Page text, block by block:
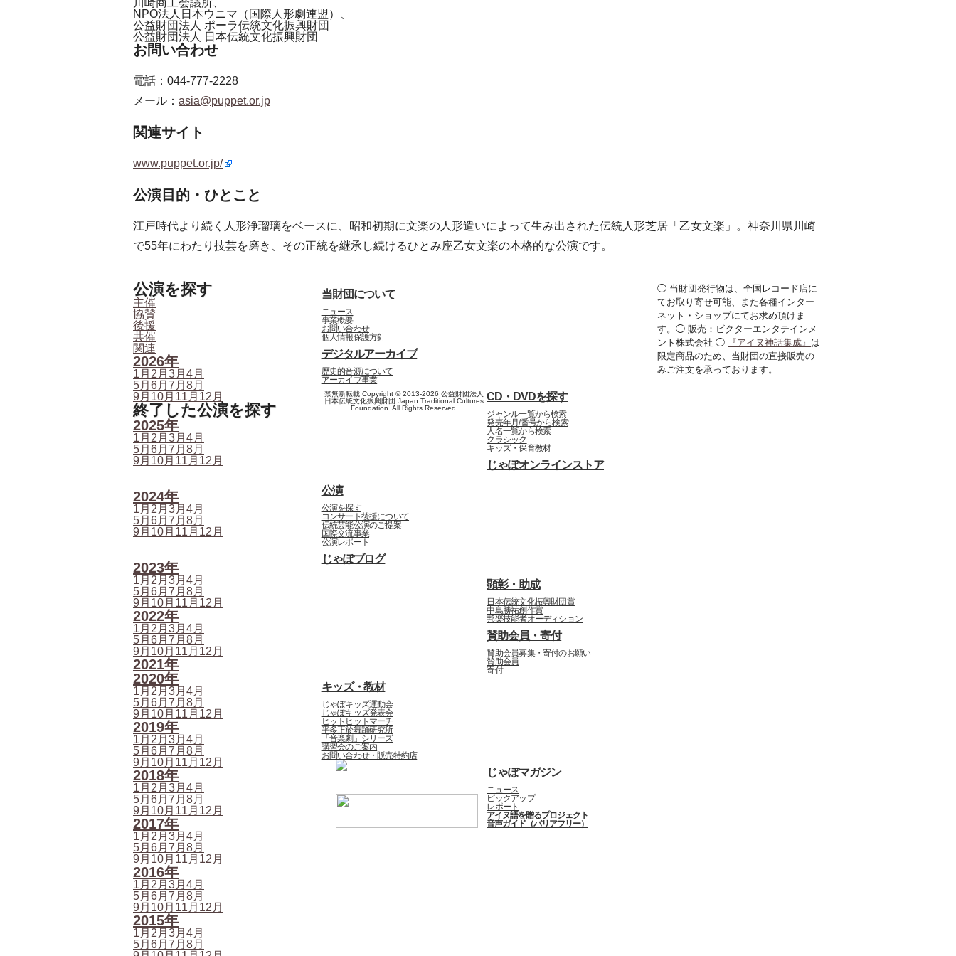
川崎商工会議所、
NPO法人日本ウニマ（国際人形劇連盟）、
公益財団法人 ポーラ伝統文化振興財団
公益財団法人 日本伝統文化振興財団
お問い合わせ
電話：044-777-2228
メール： asia@puppet.or.jp
関連サイト
www.puppet.or.jp/
公演目的・ひとこと
江戸時代より続く人形浄瑠璃をベースに、昭和初期に文楽の人形遣いによって生み出された伝統人形芝居「乙女文楽」。神奈川県川崎
で55年にわたり技芸を磨き、その正統を継承し続けるひとみ座乙女文楽の本格的な公演です。
公演を探す
主催
協賛
後援
共催
関連
2026年
1月 2月 3月 4月
5月 6月 7月 8月
9月 10月 11月 12月
終了した公演を探す
2025年
1月 2月 3月 4月
5月 6月 7月 8月
9月 10月 11月 12月
2024年
1月 2月 3月 4月
5月 6月 7月 8月
9月 10月 11月 12月
2023年
1月 2月 3月 4月
5月 6月 7月 8月
9月 10月 11月 12月
2022年
1月 2月 3月 4月
5月 6月 7月 8月
9月 10月 11月 12月
2021年
2020年
1月 2月 3月 4月
5月 6月 7月 8月
9月 10月 11月 12月
2019年
1月 2月 3月 4月
5月 6月 7月 8月
9月 10月 11月 12月
2018年
1月 2月 3月 4月
5月 6月 7月 8月
9月 10月 11月 12月
2017年
1月 2月 3月 4月
5月 6月 7月 8月
9月 10月 11月 12月
2016年
1月 2月 3月 4月
5月 6月 7月 8月
9月 10月 11月 12月
2015年
1月 2月 3月 4月
5月 6月 7月 8月
当財団について
ニュース
事業概要
お問い合わせ
個人情報保護方針
デジタルアーカイブ
歴史的音源について
アーカイブ事業
CD・DVDを探す
ジャンル一覧から検索
発売年月/番号から検索
人名一覧から検索
クラシック
キッズ・保育教材
じゃぽオンラインストア
公演
公演を探す
コンサート後援について
伝統芸能公演のご提案
国際交流事業
公演レポート
じゃぽブログ
顕彰・助成
日本伝統文化振興財団賞
中島勝祐創作賞
邦楽技能者オーディション
賛助会員・寄付
賛助会員募集・寄付のお願い
賛助会員
寄付
キッズ・教材
じゃぽキッズ運動会
じゃぽキッズ発表会
ヒットヒットマーチ
平多正於舞踊研究所
「音楽劇」シリーズ
講習会のご案内
お問い合わせ・販売特約店
じゃぽマガジン
ニュース
ピックアップ
レポート
アイヌ語を贈るプロジェクト
音声ガイド（バリアフリー）
◯ 当財団発行物は、全国レコード店に
てお取り寄せ可能、また各種インター
ネット・ショップにてお求め頂けま
す。◯ 販売：ビクターエンタテインメ
ント株式会社 ◯
『アイヌ神話集成』 は
限定商品のため、当財団の直接販売の
みご注文を承っております。
禁無断転載 Copyright © 2013-2026 公益財団法人
日本伝統文化振興財団 Japan Traditional Cultures
Foundation. All Rights Reserved.